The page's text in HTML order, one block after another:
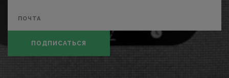
ПОДПИСАТЬСЯ